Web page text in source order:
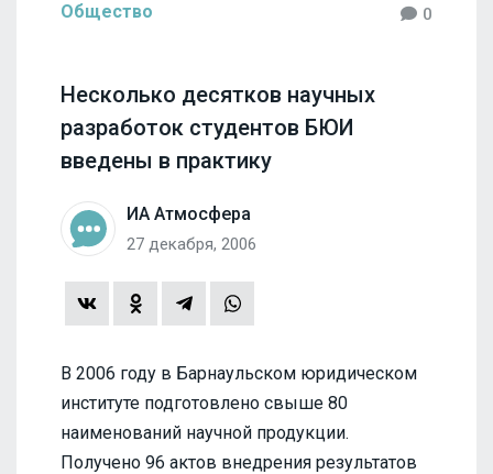
Общество 0
Несколько десятков научных
разработок студентов БЮИ
введены в практику
ИА Атмосфера
27 декабря, 2006
В 2006 году в Барнаульском юридическом
институте подготовлено свыше 80
наименований научной продукции.
Получено 96 актов внедрения результатов